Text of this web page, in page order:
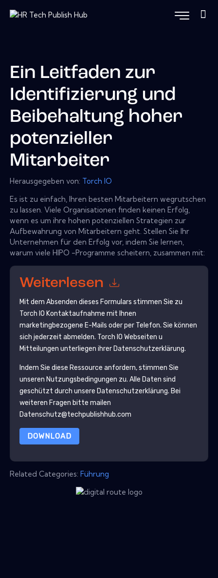
Ein Leitfaden zur
Identifizierung und
Beibehaltung hoher
potenzieller
Mitarbeiter
Herausgegeben von: Torch IO
Es ist zu einfach, Ihren besten Mitarbeitern wegrutschen
zu lassen. Viele Organisationen finden keinen Erfolg,
wenn es um ihre hohen potenziellen Strategien zur
Aufbewahrung von Mitarbeitern geht. Stellen Sie Ihr
Unternehmen für den Erfolg vor, indem Sie lernen,
warum viele HIPO -Programme scheitern, zusammen mit:
Weiterlesen
Mit dem Absenden dieses Formulars stimmen Sie zu
Torch IO Kontaktaufnahme mit Ihnen
marketingbezogene E-Mails oder per Telefon. Sie können
sich jederzeit abmelden. Torch IO Webseiten u
Mitteilungen unterliegen ihrer Datenschutzerklärung.
Indem Sie diese Ressource anfordern, stimmen Sie
unseren Nutzungsbedingungen zu. Alle Daten sind
geschützt durch unsere Datenschutzerklärung. Bei
weiteren Fragen bitte mailen
Datenschutz@techpublishhub.com
DOWNLOAD
Related Categories: Führung